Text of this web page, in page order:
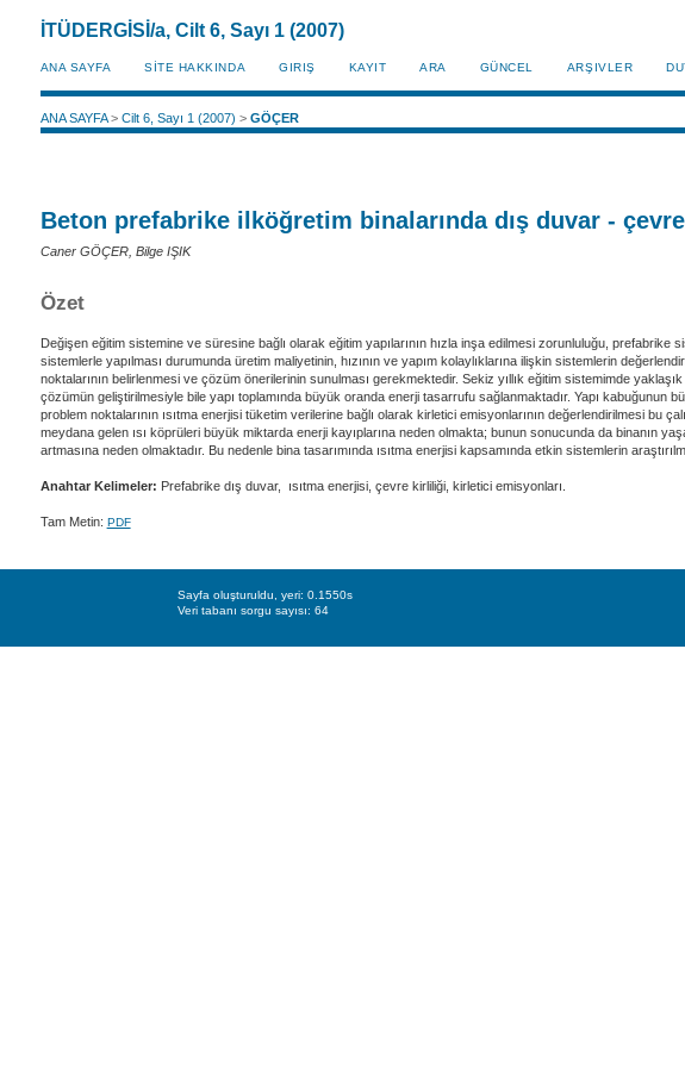
İTÜDERGİSİ/a, Cilt 6, Sayı 1 (2007)
ANA SAYFA SİTE HAKKINDA GIRIŞ KAYIT ARA GÜNCEL ARŞIVLER
ANA SAYFA> Cilt 6, Sayı 1 (2007) > GÖÇER
Beton prefabrike ilköğretim binalarında dış duvar -
Caner GÖÇER, Bilge IŞIK
Özet
Değişen eğitim sistemine ve süresine bağlı olarak eğitim yapılarının hızla inşa edilmesi zorunluluğu, prefabrike
sistemlerle yapılması durumunda üretim maliyetinin, hızının ve yapım kolaylıklarına ilişkin sistemlerin
noktalarının belirlenmesi ve çözüm önerilerinin sunulması gerekmektedir. Sekiz yıllık eğitim sistemimde
çözümün geliştirilmesiyle bile yapı toplamında büyük oranda enerji tasarrufu sağlanmaktadır. Yapı
problem noktalarının ısıtma enerjisi tüketim verilerine bağlı olarak kirletici emisyonlarının değerlendirilmesi
meydana gelen ısı köprüleri büyük miktarda enerji kayıplarına neden olmakta; bunun sonucunda da binanın
artmasına neden olmaktadır. Bu nedenle bina tasarımında ısıtma enerjisi kapsamında etkin sistemlerin
Anahtar Kelimeler: Prefabrike dış duvar, ısıtma enerjisi, çevre kirliliği, kirletici emisyonları.
Tam Metin: PDF
Sayfa oluşturuldu, yeri: 0.1550s
Veri tabanı sorgu sayısı: 64